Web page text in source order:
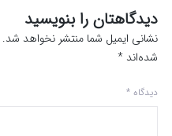
دیدگاهتان را بنویسید
نشانی ایمیل شما منتشر نخواهد شد.
شده‌اند *
دیدگاه *